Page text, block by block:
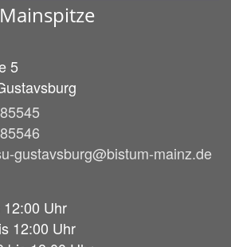
5
gustavsburg@bistum-mainz.de
Uhr
12:00 Uhr